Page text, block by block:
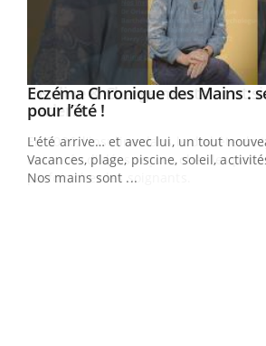
Youtube
Eczéma Chronique des Mains :
pour l’été !Youtube
L'été arrive… et avec lui, un tout
Vacances, plage, piscine, soleil,
Nos mains sont ...